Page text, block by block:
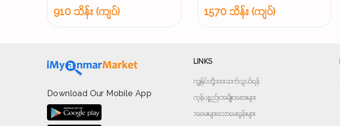
910 သိန်း (ကျပ်) 1570 သိန်း (ကျပ်)
Download Our Mobile App
LINKS
ကျွန်ုပ်တို့အားဆက်သွယ်ရန်
ကုန်ပစ္စည်းအမျိုးအစားများ
အမေးများသောမေးခွန်းများ